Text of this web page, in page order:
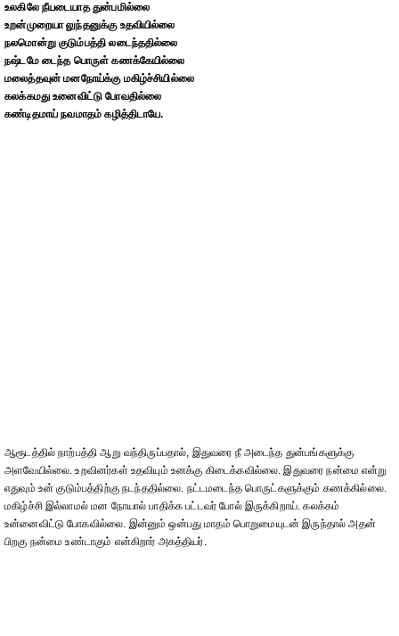
உலகிலே நீயடையாத துன்பமில்லை
உறன்முறையா லுந்தனுக்கு உதவியில்லை
நலமொன்று குடும்பத்தி லடைந்ததில்லை
நஷ்டமே டைந்த பொருள் கணக்கேயில்லை
மலைத்தவுன் மனநோய்க்கு மகிழ்ச்சியில்லை
கலக்கமது உனைவிட்டு போவதில்லை
கண்டிதமாய் நவமாதம் கழித்திடாயே.
ஆரூடத்தில் நாற்பத்தி ஆறு வந்திருப்பதால், இதுவரை நீ அடைந்த துன்பங்களுக்கு
அளவேயில்லை. உறவினர்கள் உதவியும் உனக்கு கிடைக்கவில்லை. இதுவரை நன்மை என்று
எதுவும் உன் குடும்பத்திற்கு நடந்ததில்லை. நட்டமடைந்த பொருட்களுக்கும் கணக்கில்லை.
மகிழ்ச்சி இல்லாமல் மன நோயால் பாதிக்க பட்டவர் போல் இருக்கிறாய். கலக்கம்
உன்னைவிட்டு போகவில்லை. இன்னும் ஒன்பது மாதம் பொறுமையுடன் இருந்தால் அதன்
பிறகு நன்மை உண்டாகும் என்கிறார் அகத்தியர்.